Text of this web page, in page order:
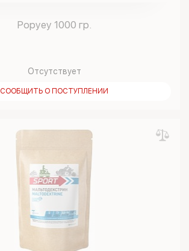
Popyey 1000 гр.
Отсутствует
СООБЩИТЬ О ПОСТУПЛЕНИИ